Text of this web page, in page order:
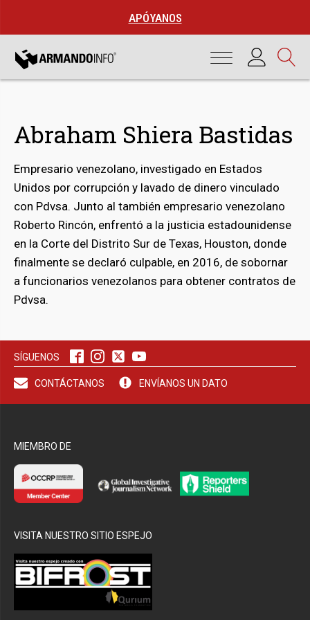
APÓYANOS
Abraham Shiera Bastidas
Empresario venezolano, investigado en Estados
Unidos por corrupción y lavado de dinero vinculado
con Pdvsa. Junto al también empresario venezolano
Roberto Rincón, enfrentó a la justicia estadounidense
en la Corte del Distrito Sur de Texas, Houston, donde
finalmente se declaró culpable, en 2016, de sobornar
a funcionarios venezolanos para obtener contratos de
Pdvsa.
SÍGUENOS
CONTÁCTANOS ENVÍANOS UN DATO
MIEMBRO DE
VISITA NUESTRO SITIO ESPEJO